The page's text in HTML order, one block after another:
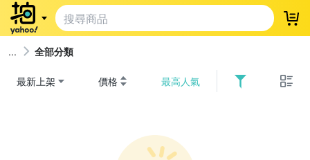
登
全部分類
最新上架 價格 最高人氣